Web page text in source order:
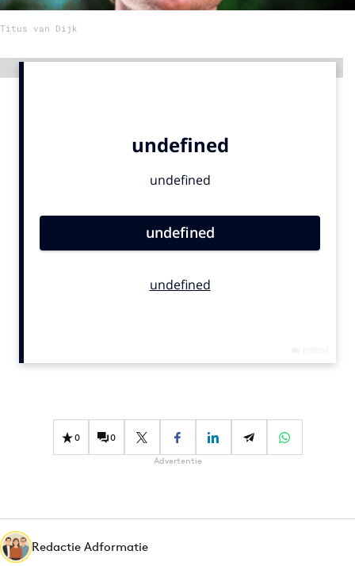
Events
Vacatures
Campagnes
Design
Effectiviteit
Gedragsverandering
Martech
Media
Titus van Dijk
0 0
Advertentie
Redactie Adformatie